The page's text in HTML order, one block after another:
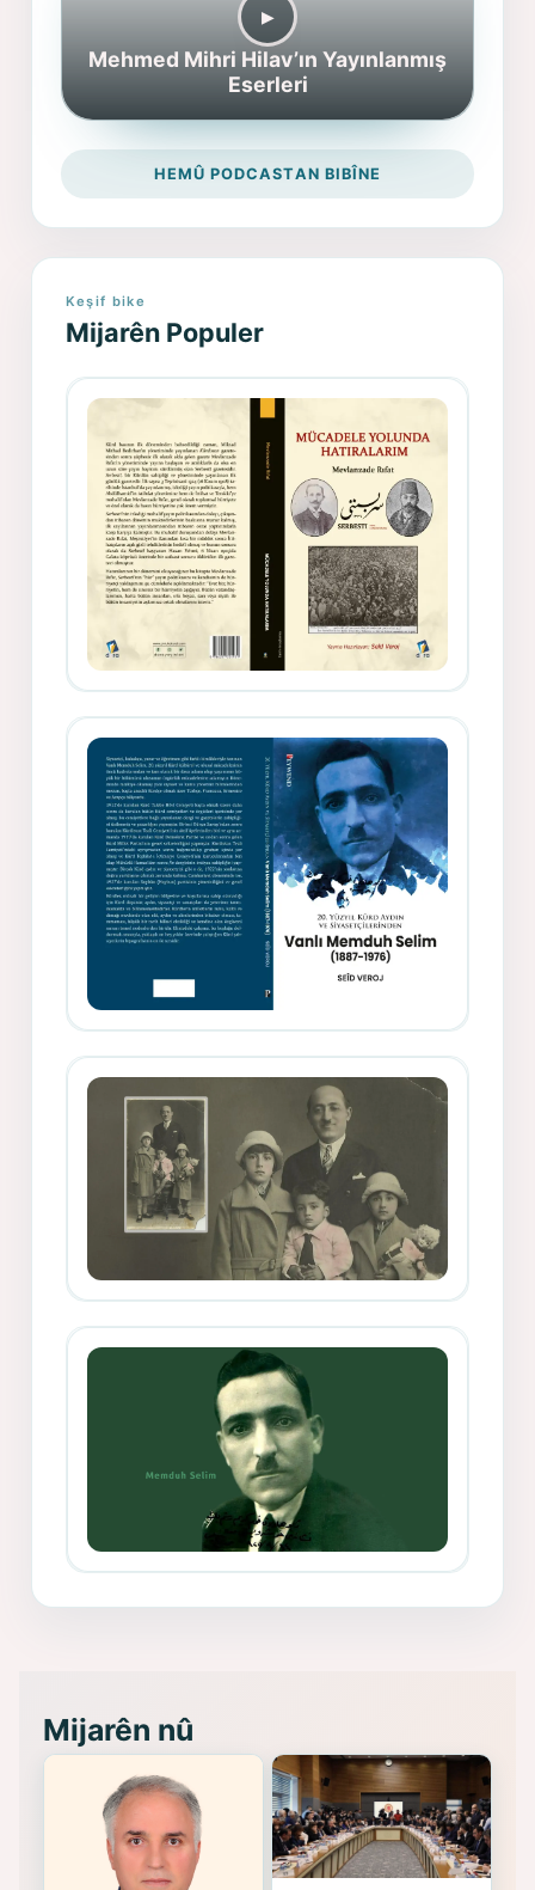
▶︎
Mehmed Mihri Hilav’ın Yayınlanmış
Eserleri
HEMÛ PODCASTAN BIBÎNE
Keşif bike
Mijarên Populer
(Hoybun)’un Kuruluş Çalışmaları- 8
Mijarên nû